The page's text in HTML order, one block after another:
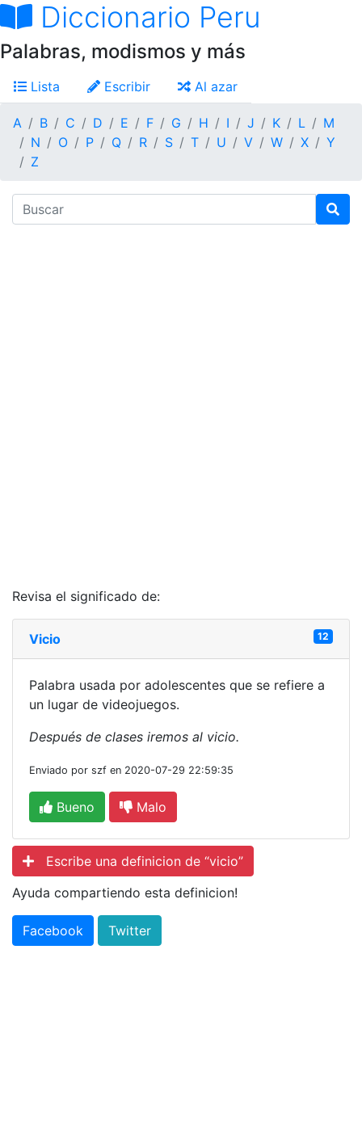
Diccionario Peru
Palabras, modismos y más
Lista Escribir Al azar
A B C D E F G H I J K L
M
N
O P Q R S T U V W X
Y
Z
Revisa el significado de:
Vicio 12
Palabra usada por adolescentes que se refiere a
un lugar de videojuegos.
Después de clases iremos al vicio.
Enviado por szf en 2020-07-29 22:59:35
Bueno Malo
Escribe una definicion de “vicio”
Ayuda compartiendo esta definicion!
Facebook Twitter